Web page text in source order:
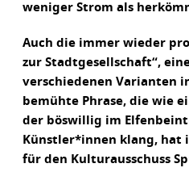
weniger Strom als
Auch die immer wieder
zur Stadtgesellschaft“,
verschiedenen Varianten
bemühte Phrase, die wie
der böswillig im
Künstler*innen klang, hat
für den Kulturausschuss